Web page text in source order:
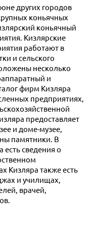
других городов
коньячных
коньячный
Кизлярские
работают в
и сельского
несколько
и
фирм Кизляра
предприятиях,
предоставляет
и доме-музее,
памятники. В
есть сведения о
Кизляра также есть
и училищах,
врачей,